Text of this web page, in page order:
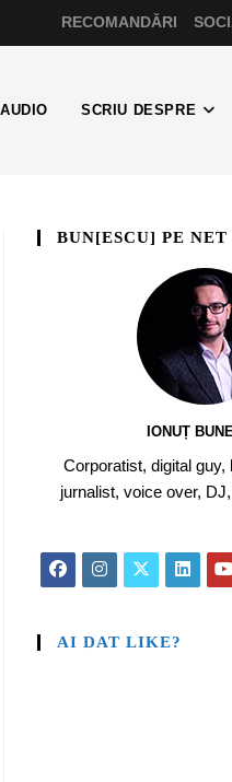
RECOMANDĂRI
SCRIU DESPRE
BUN[ESCU] PE NET
IONUȚ
Corporatist, digital guy,
jurnalist, voice over,
AI DAT LIKE?